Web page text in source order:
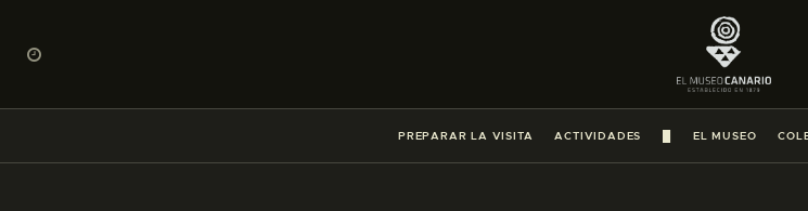
PREPARAR LA VISITA ACTIVIDADES EL MUSEO
PREPARAR LA VISITA
ACTIVIDADES
█